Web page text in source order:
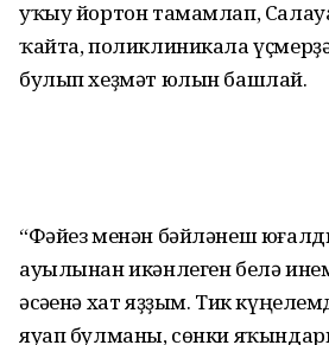
уҡыу йортон тамамлап,
ҡайта, поликлиникала
булып хеҙмәт юлын башлай.
“Фәйез менән бәйләнеш
ауылынан икәнлеген белә
әсәһенә хат яҙҙым. Тик
яуап булманы, сөнки